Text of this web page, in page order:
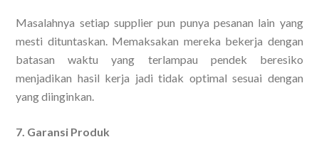
Masalahnya setiap supplier pun punya pesanan lain yang
mesti dituntaskan. Memaksakan mereka bekerja dengan
batasan waktu yang terlampau pendek beresiko
menjadikan hasil kerja jadi tidak optimal sesuai dengan
yang diinginkan.
7. Garansi Produk